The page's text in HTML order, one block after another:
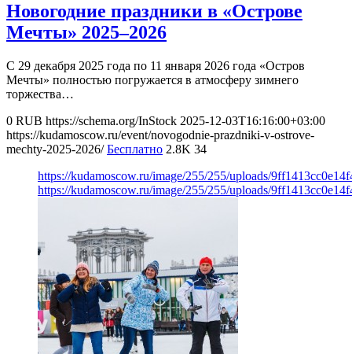
Новогодние праздники в «Острове
Мечты» 2025–2026
С 29 декабря 2025 года по 11 января 2026 года «Остров
Мечты» полностью погружается в атмосферу зимнего
торжества…
0 RUB https://schema.org/InStock 2025-12-03T16:16:00+03:00
https://kudamoscow.ru/event/novogodnie-prazdniki-v-ostrove-
mechty-2025-2026/ Бесплатно 2.8K 34
https://kudamoscow.ru/image/255/255/uploads/
https://kudamoscow.ru/image/255/255/uploads/